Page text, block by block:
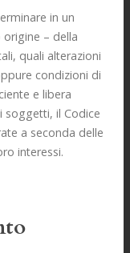
in un
– della
quali alterazioni
condizioni di
e libera
soggetti, il Codice
a seconda delle
interessi.